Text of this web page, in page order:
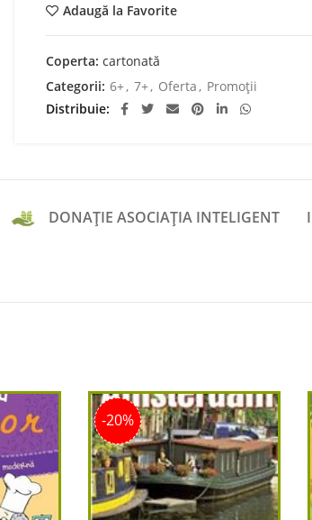
Adaugă la Favorite
Coperta: cartonată
Categorii: 6+, 7+, Oferta , Promoții
Distribuie
DONAȚIE ASOCIAȚIA INTELIGENT
-20%